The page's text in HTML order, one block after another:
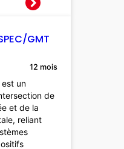
GMT
12 mois
un
de
et de la
reliant